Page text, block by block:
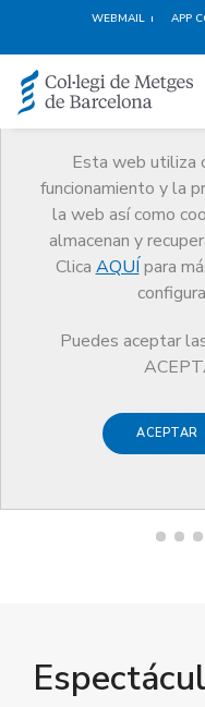
WEBMAIL APP
Esta web utiliza
funcionamiento y la
la web así como
almacenan y
Clica AQUÍ para
Puedes aceptar
ACEPTAR
Ventajas y
descuentos
Servicios Otros servicios
Teatre